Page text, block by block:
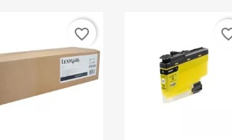
favorite_border